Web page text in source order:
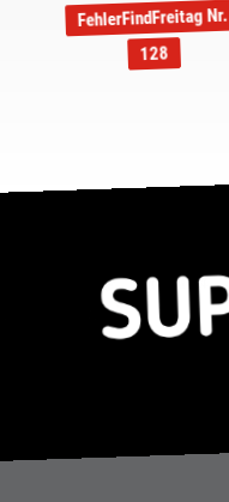
FehlerFindFreitag Nr.
128